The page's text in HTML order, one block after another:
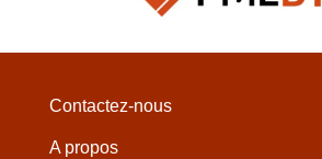
Contactez-nous
A propos